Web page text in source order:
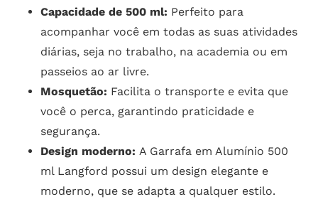
Capacidade de 500 ml: Perfeito para
acompanhar você em todas as suas atividades
diárias, seja no trabalho, na academia ou em
passeios ao ar livre.
Mosquetão: Facilita o transporte e evita que
você o perca, garantindo praticidade e
segurança.
Design moderno: A Garrafa em Alumínio 500
ml Langford possui um design elegante e
moderno, que se adapta a qualquer estilo.